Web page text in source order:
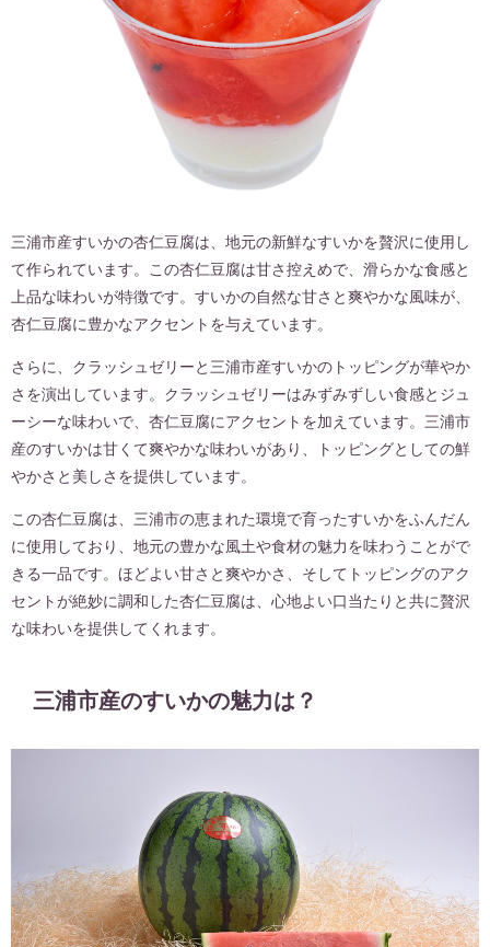
三浦市産すいかの杏仁豆腐は、地元の新鮮なすいかを贅沢に使用し
て作られています。この杏仁豆腐は甘さ控えめで、滑らかな食感と
上品な味わいが特徴です。すいかの自然な甘さと爽やかな風味が、
杏仁豆腐に豊かなアクセントを与えています。
さらに、クラッシュゼリーと三浦市産すいかのトッピングが華やか
さを演出しています。クラッシュゼリーはみずみずしい食感とジュ
ーシーな味わいで、杏仁豆腐にアクセントを加えています。三浦市
産のすいかは甘くて爽やかな味わいがあり、トッピングとしての鮮
やかさと美しさを提供しています。
この杏仁豆腐は、三浦市の恵まれた環境で育ったすいかをふんだん
に使用しており、地元の豊かな風土や食材の魅力を味わうことがで
きる一品です。ほどよい甘さと爽やかさ、そしてトッピングのアク
セントが絶妙に調和した杏仁豆腐は、心地よい口当たりと共に贅沢
な味わいを提供してくれます。
三浦市産のすいかの魅力は？